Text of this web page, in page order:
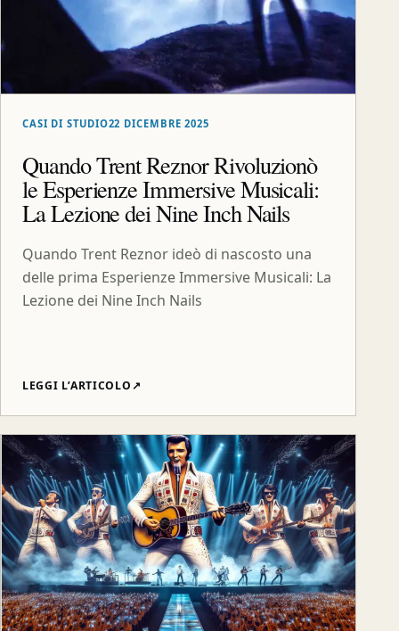
CASI DI STUDIO22 DICEMBRE 2025
Quando Trent Reznor Rivoluzionò
le Esperienze Immersive Musicali:
La Lezione dei Nine Inch Nails
Quando Trent Reznor ideò di nascosto una
delle prima Esperienze Immersive Musicali: La
Lezione dei Nine Inch Nails
LEGGI L’ARTICOLO↗